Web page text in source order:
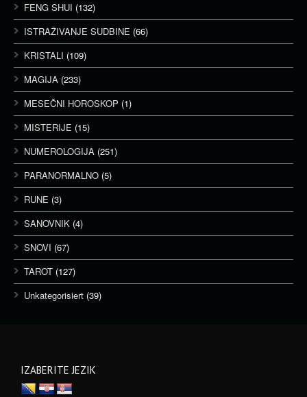
FENG SHUI (132)
ISTRAŽIVANJE SUDBINE (66)
KRISTALI (109)
MAGIJA (233)
MESEČNI HOROSKOP (1)
MISTERIJE (15)
NUMEROLOGIJA (251)
PARANORMALNO (5)
RUNE (3)
SANOVNIK (4)
SNOVI (67)
TAROT (127)
Unkategorisiert (39)
IZABERITE JEZIK